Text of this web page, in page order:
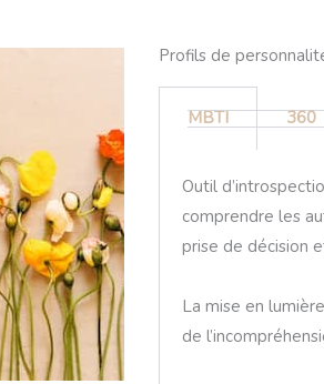
Profils de
MBTI 360
Outil
comprendre les
prise de décision
La mise en
de